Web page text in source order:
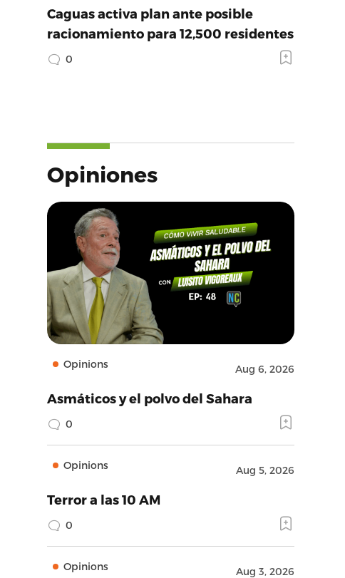
Caguas activa plan ante posible
racionamiento para 12,500 residentes
0
Opiniones
Opinions Aug 6, 2026
Asmáticos y el polvo del Sahara
0
Opinions Aug 5, 2026
Terror a las 10 AM
0
Opinions Aug 3, 2026